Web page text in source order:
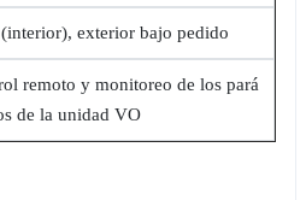
exterior bajo pedido
remoto y monitoreo de los pará
de la unidad VO